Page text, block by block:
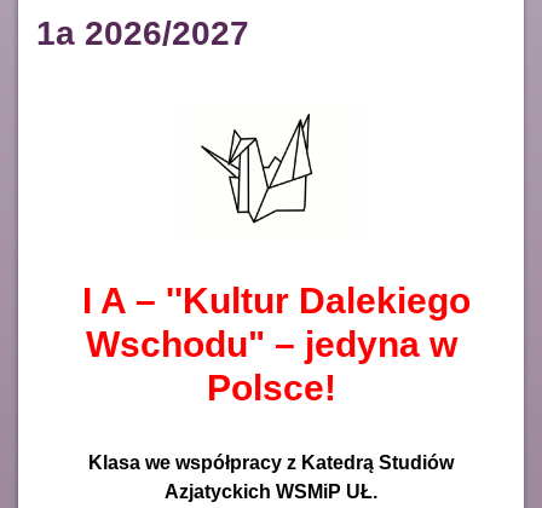
1a 2026/2027
I A – ''Kultur Dalekiego
Wschodu" – jedyna w
Polsce!
Klasa we współpracy z Katedrą Studiów
Azjatyckich WSMiP UŁ.